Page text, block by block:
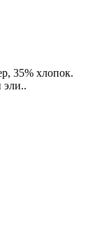
35% хлопок.
эли..